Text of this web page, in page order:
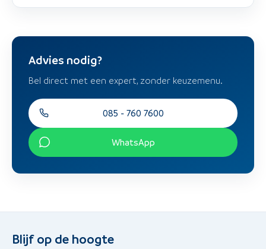
Advies nodig?
Bel direct met een expert, zonder keuzemenu.
085 - 760 7600
WhatsApp
Blijf op de hoogte